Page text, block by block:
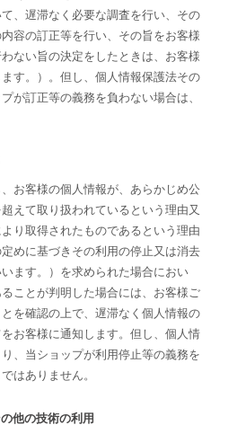
、遅滞なく必要な調査を行い、その
容の訂正等を行い、その旨をお客様
ない旨の決定をしたときは、お客様
す。）。但し、個人情報保護法その
が訂正等の義務を負わない場合は、
お客様の個人情報が、あらかじめ公
えて取り扱われているという理由又
り取得されたものであるという理由
めに基づきその利用の停止又は消去
います。）を求められた場合におい
ことが判明した場合には、お客様ご
を確認の上で、遅滞なく個人情報の
お客様に通知します。但し、個人情
、当ショップが利用停止等の義務を
はありません。
他の技術の利用